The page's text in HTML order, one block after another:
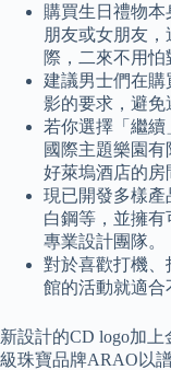
購買生日禮物
朋友或女朋友
際，二來不用怕
建議男士們在
影的要求，避免
若你選擇「繼
國際主題樂園
好萊塢酒店的房
現已開發多樣產
白鋼等，並擁
專業設計團隊。
對於喜歡打機
館的活動就適合
新設計的CD logo加
級珠寶品牌ARAO以